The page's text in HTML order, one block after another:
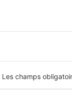
Les champs